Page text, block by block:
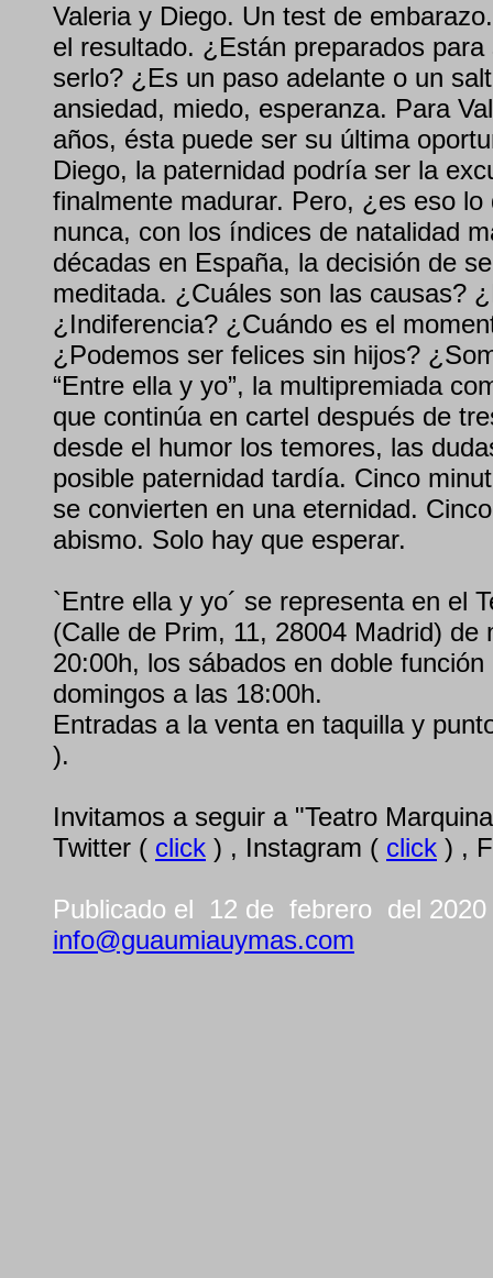
Valeria y Diego. Un test de
el resultado. ¿Están preparados
serlo? ¿Es un paso adelante o un
ansiedad, miedo, esperanza. Para
años, ésta puede ser su última
Diego, la paternidad podría ser la
finalmente madurar. Pero, ¿es eso
nunca, con los índices de natalidad
décadas en España, la decisión de
meditada. ¿Cuáles son las causas?
¿Indiferencia? ¿Cuándo es el
¿Podemos ser felices sin hijos?
“Entre ella y yo”, la multipremiada
que continúa en cartel después de
desde el humor los temores, las
posible paternidad tardía. Cinco
se convierten en una eternidad.
abismo. Solo hay que esperar.
`Entre ella y yo´ se representa en el
(Calle de Prim, 11, 28004 Madrid) de
20:00h, los sábados en doble
domingos a las 18:00h.
Entradas a la venta en taquilla y
).
Invitamos a seguir a "Teatro
Twitter ( click ) , Instagram ( click ) ,
Publicado el 12 de febrero del
info@guaumiauymas.com